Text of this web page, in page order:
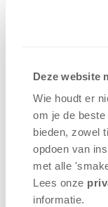
Deze website
Wie houdt er
om je de
bieden, zowel
opdoen van
met alle
Lees onze
informatie.
hele gezin.
dwarszitten,
kaarten
hele gezin
Ook LAMA is
zo in kan
leggen moet